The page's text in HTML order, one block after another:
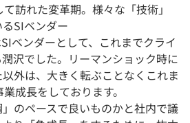
訪れた変革期。様々な「技術」
SIベンダー
ベンダーとして、これまでクライ
沢でした。リーマンショック時に
外は、大きく転ぶことなくこれま
成長をしております。
のペースで良いものかと社内で議